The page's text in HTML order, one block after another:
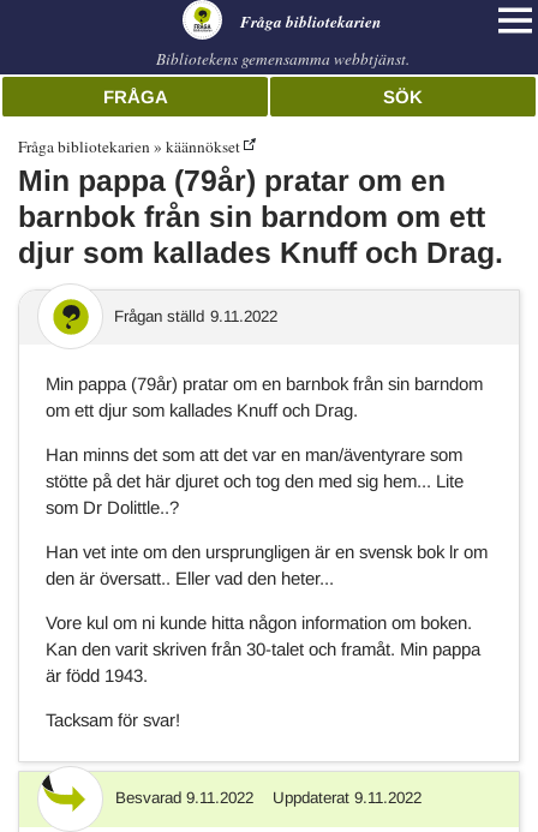
Fråga bibliotekarien
Bibliotekens gemensamma webbtjänst.
FRÅGA SÖK
Fråga bibliotekarien käännökset
Min pappa (79år) pratar om en
barnbok från sin barndom om ett
djur som kallades Knuff och Drag.
Frågan ställd 9.11.2022
Min pappa (79år) pratar om en barnbok från sin barndom
om ett djur som kallades Knuff och Drag.
Han minns det som att det var en man/äventyrare som
stötte på det här djuret och tog den med sig hem... Lite
som Dr Dolittle..?
Han vet inte om den ursprungligen är en svensk bok lr om
den är översatt.. Eller vad den heter...
Vore kul om ni kunde hitta någon information om boken.
Kan den varit skriven från 30-talet och framåt. Min pappa
är född 1943.
Tacksam för svar!
Svar Besvarad 9.11.2022 Uppdaterat 9.11.2022